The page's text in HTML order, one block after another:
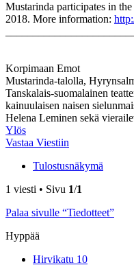
Mustarinda participates in
2018. More information:
Korpimaan Emot
Mustarinda-talolla,
Tanskalais-suomalainen
kainuulaisen naisen
Helena Leminen sekä
Ylös
Vastaa Viestiin
Tulostusnäkymä
1 viesti • Sivu 1/1
Palaa sivulle “Tiedotteet”
Hyppää
Hirvikatu 10